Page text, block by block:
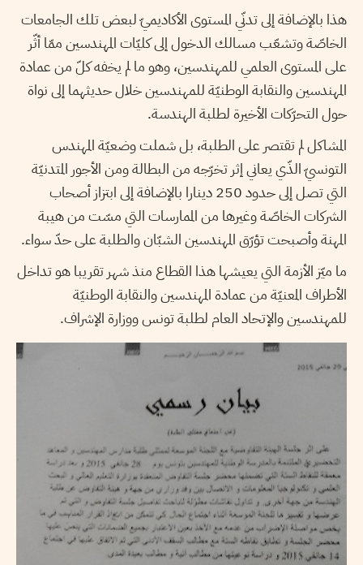
هذا بالإضافة إلى تدنّي المستوى الأكاديميّ لبعض تلك الجامعات
الخاصّة وتشعّب مسالك الدخول إلى كليّات المهندسين ممّا أثّر
على المستوى العلمي للمهندسين، وهو ما لم يخفه كلّ من عمادة
المهندسين والنقابة الوطنيّة للمهندسين خلال حديثهما إلى نواة
حول التحرّكات الأخيرة لطلبة الهندسة.
المشاكل لم تقتصر على الطلبة، بل شملت وضعيّة المهندس
التونسيّ الذّي يعاني إثر تخرّجه من البطالة ومن الأجور المتدنيّة
التي تصل إلى حدود 250 دينارا بالإضافة إلى ابتزاز أصحاب
الشركات الخاصّة وغيرها من الممارسات التي مسّت من هيبة
المهنة وأصبحت تؤرّق المهندسين الشبّان والطلبة على حدّ سواء.
ما ميّز الأزمة التي يعيشها هذا القطاع منذ شهر تقريبا هو تداخل
الأطراف المعنيّة من عمادة المهندسين والنقابة الوطنيّة
للمهندسين والإتحاد العام لطلبة تونس ووزارة الإشراف.